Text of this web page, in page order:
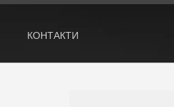
КОНТАКТИ